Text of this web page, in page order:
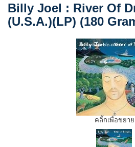
Billy Joel : River Of
(U.S.A.)(LP) (180
คลิ้กเพื่อขยาย